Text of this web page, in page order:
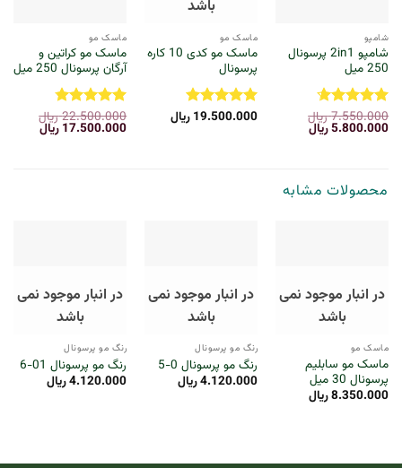
شامپو
شامپو 2in1 پرسونال
250 میل
نمره4.67
از 5
7.550.000ریال
قیمت
5.800.000ریالقیمت
فعلی:
باشد
ماسک مو
ماسک مو کدی 10 کاره
پرسونال
نمره5از
19.500.000ریال
ماسک مو
ماسک مو کراتین و
آرگان پرسونال 250 میل
نمره4.8
از 5
22.500.000ریال
قیمت
17.500.000ریالقیمت
فعلی:
محصولات مشابه
در انبار موجود نمی
باشد
ماسک مو
ماسک مو سابلیم
پرسونال 30 میل
8.350.000ریال
در انبار موجود نمی
باشد
رنگ مو پرسونال
رنگ مو پرسونال 0-5
4.120.000ریال
در انبار موجود نمی
باشد
رنگ مو پرسونال
رنگ مو پرسونال 01-6
4.120.000ریال